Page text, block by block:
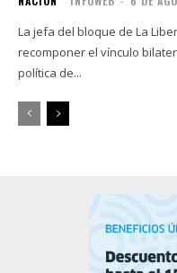
La jefa del bloque de La
recomponer el vínculo
política de...